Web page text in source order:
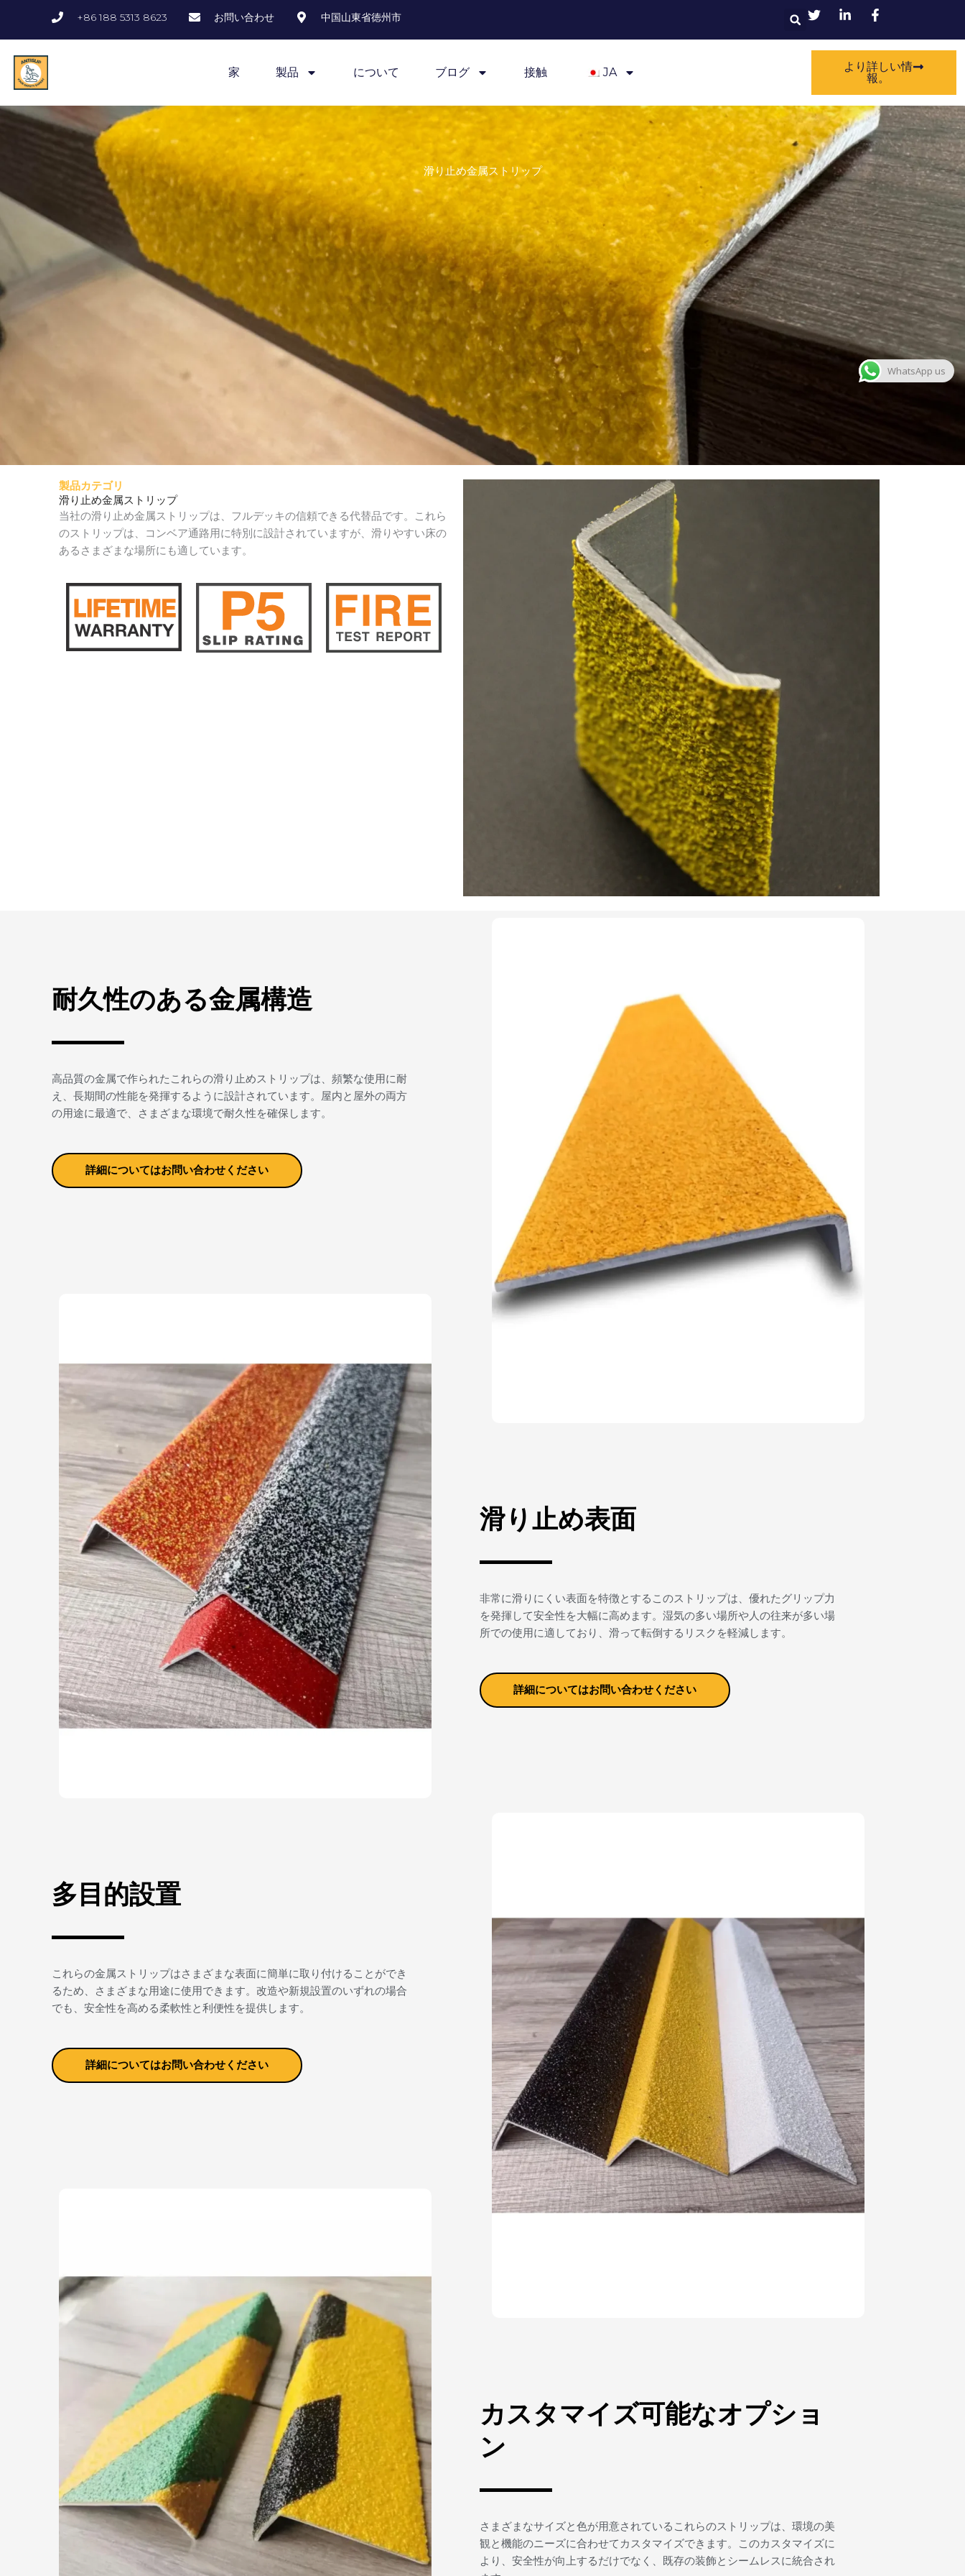
を
プ
+86 188 5313 8623 お問い合わせ 中国山東省徳州市 検
索
家 製品 について ブログ 接触 JA
より詳しい情
報。
滑り止め金属ストリップ
製品カテゴリ
滑り止め金属ストリップ
当社の滑り止め金属ストリップは、フルデッキの信頼できる代替品です。これら
のストリップは、コンベア通路用に特別に設計されていますが、滑りやすい床の
あるさまざまな場所にも適しています。
耐久性のある金属構造
高品質の金属で作られたこれらの滑り止めストリップは、頻繁な使用に耐
え、長期間の性能を発揮するように設計されています。屋内と屋外の両方
の用途に最適で、さまざまな環境で耐久性を確保します。
詳細についてはお問い合わせください
滑り止め表面
非常に滑りにくい表面を特徴とするこのストリップは、優れたグリップ力
を発揮して安全性を大幅に高めます。湿気の多い場所や人の往来が多い場
所での使用に適しており、滑って転倒するリスクを軽減します。
詳細についてはお問い合わせください
多目的設置
これらの金属ストリップはさまざまな表面に簡単に取り付けることができ
るため、さまざまな用途に使用できます。改造や新規設置のいずれの場合
でも、安全性を高める柔軟性と利便性を提供します。
詳細についてはお問い合わせください
カスタマイズ可能なオプショ
ン
さまざまなサイズと色が用意されているこれらのストリップは、環境の美
観と機能のニーズに合わせてカスタマイズできます。このカスタマイズに
より、安全性が向上するだけでなく、既存の装飾とシームレスに統合され
WhatsApp us